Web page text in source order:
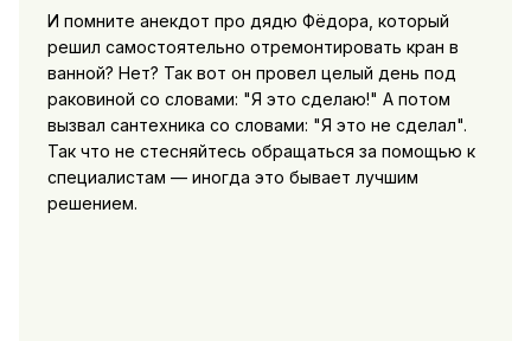
И помните анекдот про дядю Фёдора, который
решил самостоятельно отремонтировать кран в
ванной? Нет? Так вот он провел целый день под
раковиной со словами: "Я это сделаю!" А потом
вызвал сантехника со словами: "Я это не сделал".
Так что не стесняйтесь обращаться за помощью к
специалистам — иногда это бывает лучшим
решением.